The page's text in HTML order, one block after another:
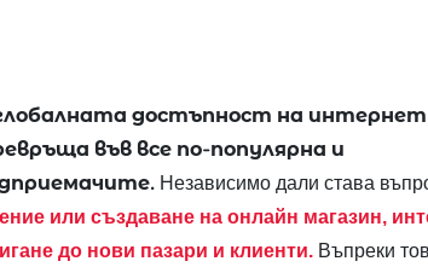
достъпност на
във все по-популярна и
Независимо дали става
или създаване на онлайн магазин,
до нови пазари и клиенти. Въпреки